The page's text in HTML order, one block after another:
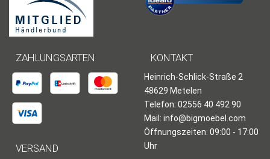
ZAHLUNGSARTEN
VERSAND
KONTAKT
Heinrich-Schlick-Straße 2
48629 Metelen
Telefon: 02556 40 492 90
Mail: info@bigmoebel.com
Öffnungszeiten: 09:00 - 17:00
Uhr